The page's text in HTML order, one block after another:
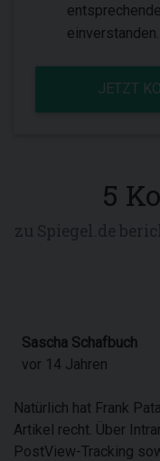
einverstanden.
JETZT
5
Sascha Schafbuch
vor 14 Jahren
Natürlich hat Frank
Artikel recht. Über
PostView-Tracking